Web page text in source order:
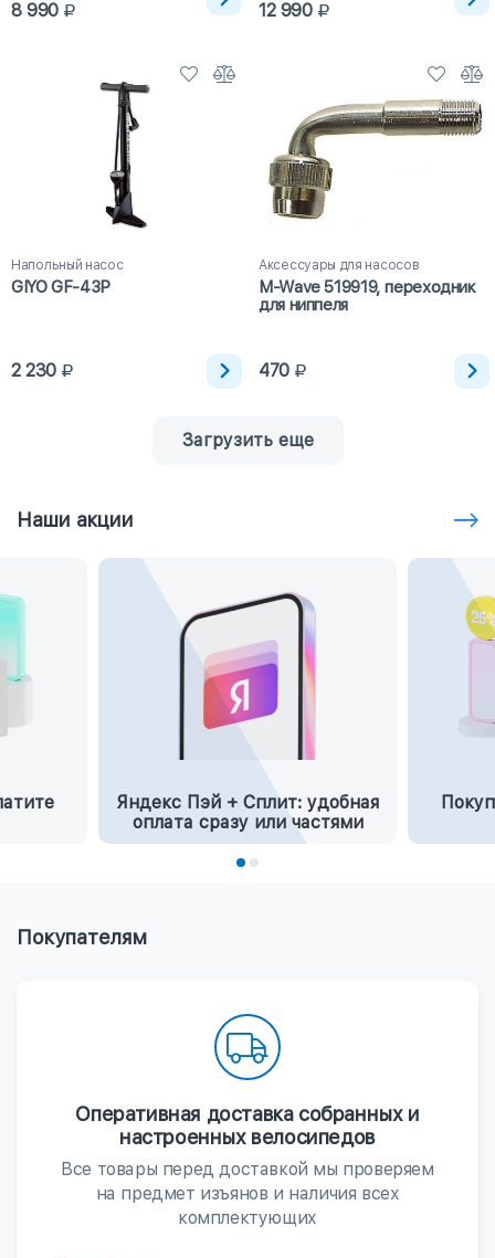
8 990 12 990
Напольный насос
GIYO GF-43P
2 230
Аксессуары для насосов
M-Wave 519919, переходник
для ниппеля
470
Загрузить еще
Наши акции
Яндекс Пэй + Сплит: удобная
оплата сразу или частями
Покупателям
Оперативная доставка собранных и
настроенных велосипедов
Все товары перед доставкой мы проверяем
на предмет изъянов и наличия всех
комплектующих